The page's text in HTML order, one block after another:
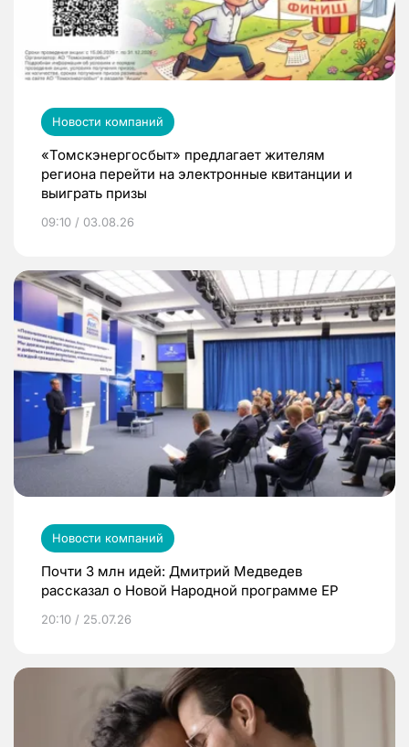
Новости компаний
«Томскэнергосбыт» предлагает жителям
региона перейти на электронные квитанции и
выиграть призы
09:10 / 03.08.26
Новости компаний
Почти 3 млн идей: Дмитрий Медведев
рассказал о Новой Народной программе ЕР
20:10 / 25.07.26